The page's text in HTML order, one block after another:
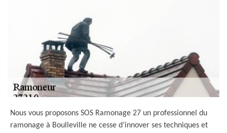
Nous vous proposons SOS Ramonage 27 un professionnel du
ramonage à Boulleville ne cesse d’innover ses techniques et